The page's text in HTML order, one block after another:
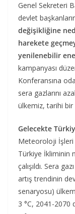
Genel Sekreteri
devlet
değişikliğine
harekete
yenilenebilir
kampanyası
Konferansına
sera gazlarını
ülkemiz, tarihi bir
Gelecekte
Meteoroloji İşleri
Türkiye İkliminin
çalışıldı. Sera
artış trendinin
senaryosu)
3 °C, 2041-2070